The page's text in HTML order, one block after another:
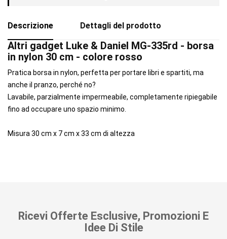
Descrizione Dettagli del prodotto
Altri gadget Luke & Daniel MG-335rd - borsa
in nylon 30 cm - colore rosso
Pratica borsa in nylon, perfetta per portare libri e spartiti, ma
anche il pranzo, perché no?
Lavabile, parzialmente impermeabile, completamente ripiegabile
fino ad occupare uno spazio minimo.
Misura 30 cm x 7 cm x 33 cm di altezza
Ricevi Offerte Esclusive, Promozioni E
Idee Di Stile